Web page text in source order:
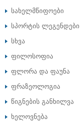
სახელმწიფოები
სპორტის ლეგენდები
სხვა
ფილოსოფია
ფლორა და ფაუნა
ფრაზეოლოგია
წიგნების განხილვა
ხელოვნება